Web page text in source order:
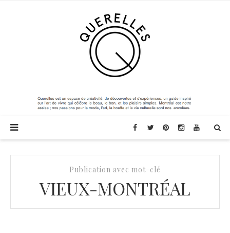
Publication avec mot-clé
VIEUX-MONTRÉAL